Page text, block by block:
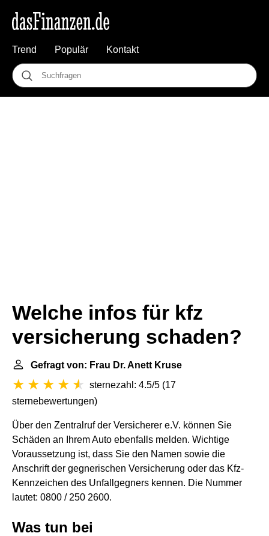
Trend Populär Kontakt
Welche infos für kfz
versicherung schaden?
Gefragt von: Frau Dr. Anett Kruse
sternezahl: 4.5/5 (17
sternebewertungen)
Über den Zentralruf der Versicherer e.V. können Sie
Schäden an Ihrem Auto ebenfalls melden. Wichtige
Voraussetzung ist, dass Sie den Namen sowie die
Anschrift der gegnerischen Versicherung oder das Kfz-
Kennzeichen des Unfallgegners kennen. Die Nummer
lautet: 0800 / 250 2600.
Was tun bei